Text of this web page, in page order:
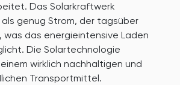
Das Solarkraftwerk
genug Strom, der tagsüber
das energieintensive Laden
Die Solartechnologie
wirklich nachhaltigen und
Transportmittel.